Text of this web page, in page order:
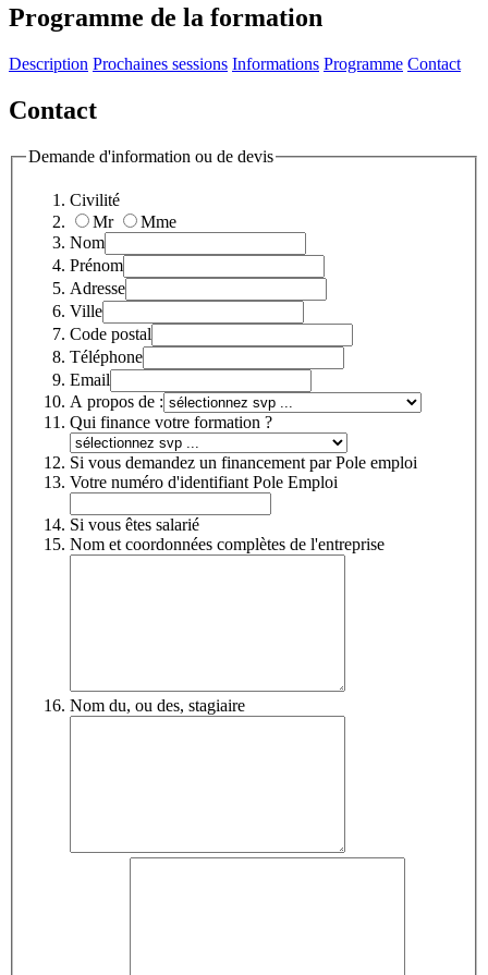
Programme de la formation
Description Prochaines sessions Informations Programme Contact
Contact
Demande d'information ou de devis
Civilité
Mr
Mme
Nom
Prénom
Adresse
Ville
Code postal
Téléphone
Email
A propos de :
Qui finance votre formation ?
Si vous demandez un financement par Pole emploi
Votre numéro d'identifiant Pole Emploi
Si vous êtes salarié
Nom et coordonnées complètes de l'entreprise
Nom du, ou des, stagiaire